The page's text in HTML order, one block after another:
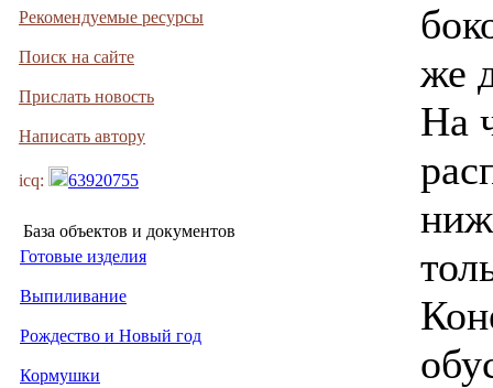
Рекомендуемые ресурсы
Поиск на сайте
Прислать новость
Написать автору
icq: 63920755
База объектов и документов
Готовые изделия
Выпиливание
Рождество и Новый год
Кормушки
же
На